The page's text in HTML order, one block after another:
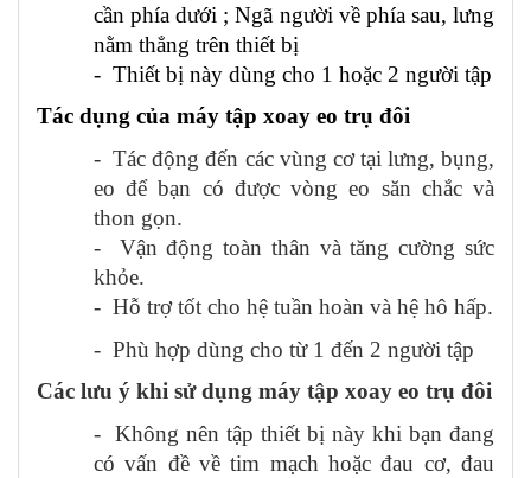
cần phía dưới ; Ngã người về phía sau, lưng
nằm thẳng trên thiết bị
- Thiết bị này dùng cho 1 hoặc 2 người tập
Tác dụng của máy tập xoay eo trụ đôi
- Tác động đến các vùng cơtại lưng, bụng,
eo để bạn có được vòng eo săn chắc và
thon gọn.
- Vận động toàn thân và tăng cường sức
khỏe.
- Hỗ trợ tốt cho hệ tuần hoàn và hệ hô hấp.
- Phù hợp dùng cho từ 1 đến 2 người tập
Các lưu ý khi sử dụng máy tập xoay eo trụ đôi
- Không nên tập thiết bị này khi bạn đang
có vấn đề về tim mạch hoặc đau cơ, đau